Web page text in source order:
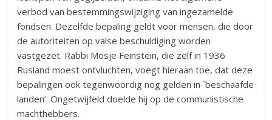
verbod van bestemmingswijziging van ingezamelde
fondsen. Dezelfde bepaling geldt voor mensen, die door
de autoriteiten op valse beschuldiging worden
vastgezet. Rabbi Mosje Feinstein, die zelf in 1936
Rusland moest ontvluchten, voegt hieraan toe, dat deze
bepalingen ook tegenwoordig nog gelden in `beschaafde
landen’. Ongetwijfeld doelde hij op de communistische
machthebbers.